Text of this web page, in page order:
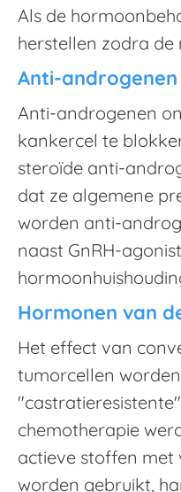
Als de
herstellen zodra
Anti-androgenen
Anti-androgenen
kankercel te
steroïde anti-
dat ze algemene
worden anti-
naast GnRH-
Hormonen van
Het effect van
tumorcellen
chemotherapie
actieve stoffen met
worden gebruikt,